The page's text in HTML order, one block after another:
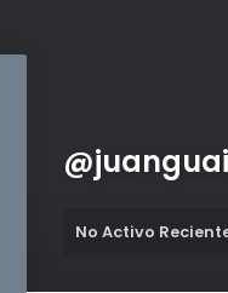
@
No Activo